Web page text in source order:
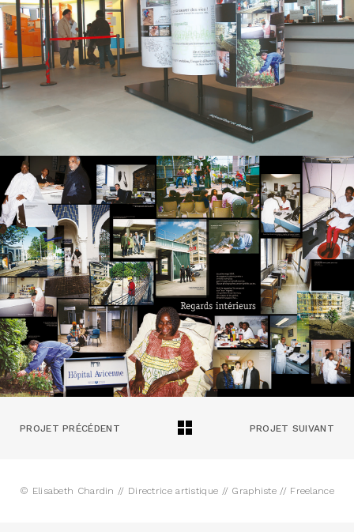
PROJET PRÉCÉDENT PROJET SUIVANT
© Elisabeth Chardin // Directrice artistique // Graphiste // Freelance